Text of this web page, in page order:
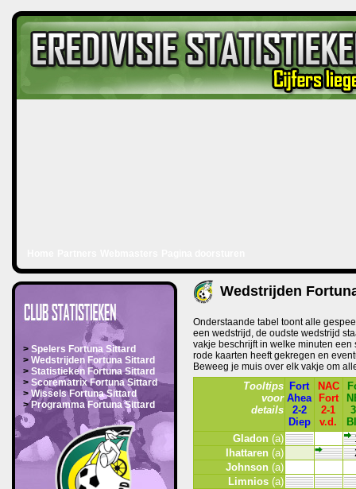
Wedstrijden
Onderstaande tabel toont alle
een wedstrijd, de oudste wedstrijd
vakje beschrijft in welke minuten
rode kaarten heeft gekregen en
Beweeg je muis over elk vakje om
Tooltips
voor
details
Fort
Ahea
2-2
Diep
NAC
Fort
2-1
v.d.
Gladon (a)
Ihattaren (a)
Johnson (a)
Limnios (a)
> Spelers Fortuna Sittard
> Wedstrijden Fortuna Sittard
> Statistieken Fortuna Sittard
> Scorematrix Fortuna Sittard
> Wissels Fortuna Sittard
> Programma Fortuna Sittard